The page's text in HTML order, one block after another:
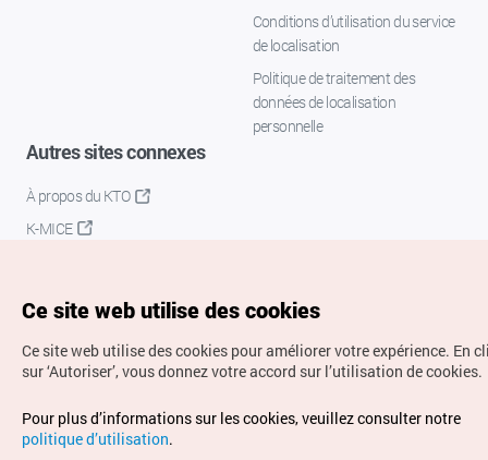
Conditions d’utilisation du service
de localisation
Politique de traitement des
données de localisation
personnelle
Autres sites connexes
À propos du KTO
K-MICE
Droits d’auteur (c) Office National du Tourisme en Corée.
Tous droits réservés.
Pour les rapports d'erreurs et demandes de renseignements,
Ce site web utilise des cookies
Ce site web utilise des cookies pour améliorer votre expérience. En
sur ‘Autoriser’, vous donnez votre accord sur l’utilisation de cookies.
Pour plus d’informations sur les cookies, veuillez consulter notre
politique d’utilisation.